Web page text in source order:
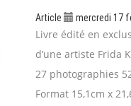
Article mercredi 17
Livre édité en
d’une artiste Frida
27 photographies
Format 15,1cm x